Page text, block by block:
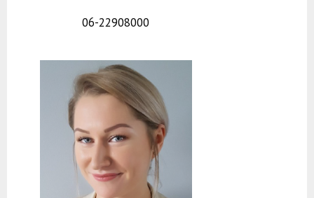
06-22908000